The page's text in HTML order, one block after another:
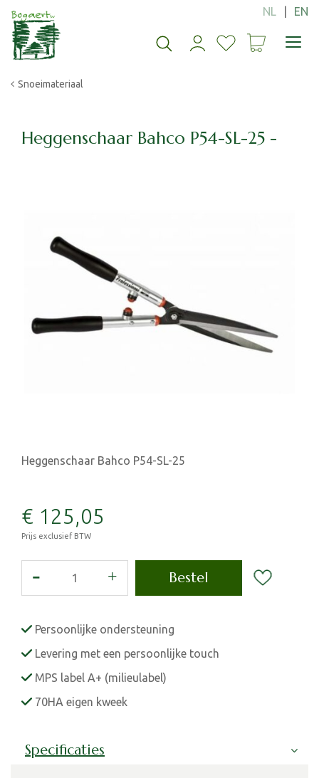
Snoeimateriaal
Heggenschaar Bahco P54-SL-25 -
Heggenschaar Bahco P54-SL-25
€ 125,05
Prijs exclusief BTW
Persoonlijke ondersteuning
Levering met een persoonlijke touch
MPS label A+ (milieulabel)
70HA eigen kweek
Specificaties